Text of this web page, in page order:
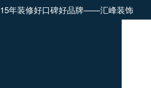
15年装修好口碑好品牌——汇峰装饰